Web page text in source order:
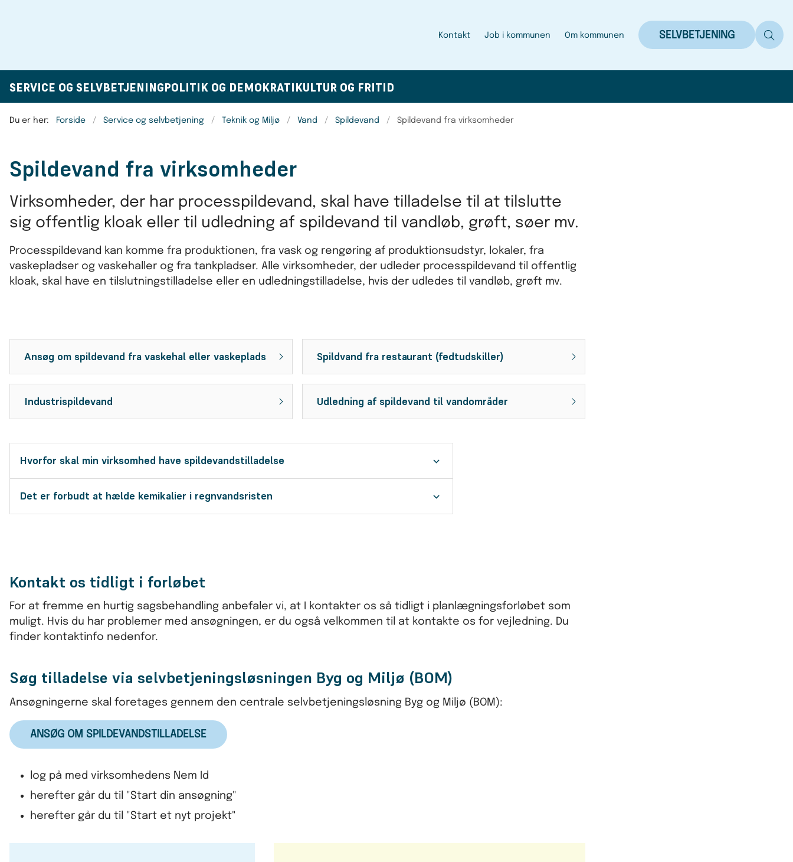
Kontakt Job i kommunen Om kommunen SELVBETJENING
SERVICE OG SELVBETJENINGPOLITIK OG DEMOKRATIKULTUR OG FRITID
Du er her: Forside Service og selvbetjening Teknik og Miljø Vand Spildevand Spildevand fra virksomheder
Spildevand fra virksomheder
Virksomheder, der har processpildevand, skal have tilladelse til at tilslutte
sig offentlig kloak eller til udledning af spildevand til vandløb, grøft, søer mv.
Processpildevand kan komme fra produktionen, fra vask og rengøring af produktionsudstyr, lokaler, fra
vaskepladser og vaskehaller og fra tankpladser. Alle virksomheder, der udleder processpildevand til offentlig
kloak, skal have en tilslutningstilladelse eller en udledningstilladelse, hvis der udledes til vandløb, grøft mv.
Ansøg om spildevand fra vaskehal eller vaskeplads Spildvand fra restaurant (fedtudskiller)
Industrispildevand Udledning af spildevand til vandområder
Hvorfor skal min virksomhed have spildevandstilladelse
Det er forbudt at hælde kemikalier i regnvandsristen
Kontakt os tidligt i forløbet
For at fremme en hurtig sagsbehandling anbefaler vi, at I kontakter os så tidligt i planlægningsforløbet som
muligt. Hvis du har problemer med ansøgningen, er du også velkommen til at kontakte os for vejledning. Du
finder kontaktinfo nedenfor.
Søg tilladelse via selvbetjeningsløsningen Byg og Miljø (BOM)
Ansøgningerne skal foretages gennem den centrale selvbetjeningsløsning Byg og Miljø (BOM):
ANSØG OM SPILDEVANDSTILLADELSE
log på med virksomhedens Nem Id
herefter går du til "Start din ansøgning"
herefter går du til "Start et nyt projekt"